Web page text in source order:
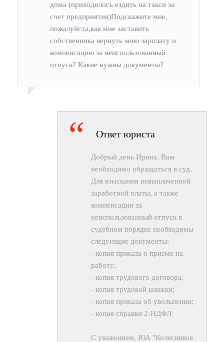
дома (приходилось ездить на такси за
счет предприятия)Подскажите мне,
пожалуйста,как мне заставить
собственника вернуть мою зарплату и
компенсацию за неиспользованный
отпуск? Какие нужны документы?
Ответ юриста
Добрый день Ирина. Вам
необходимо обращаться в суд.
Для взыскания невыплаченной
заработной платы, а также
компенсации за
неиспользованный отпуск в
судебном порядке необходимы
следующие документы:
- копия приказа о приеме на
работу;
- копия трудового договора;
- копия трудовой книжки;
- копия приказа об увольнении;
- копия справки 2-НДФЛ
С уважением, ЮА "Колесников